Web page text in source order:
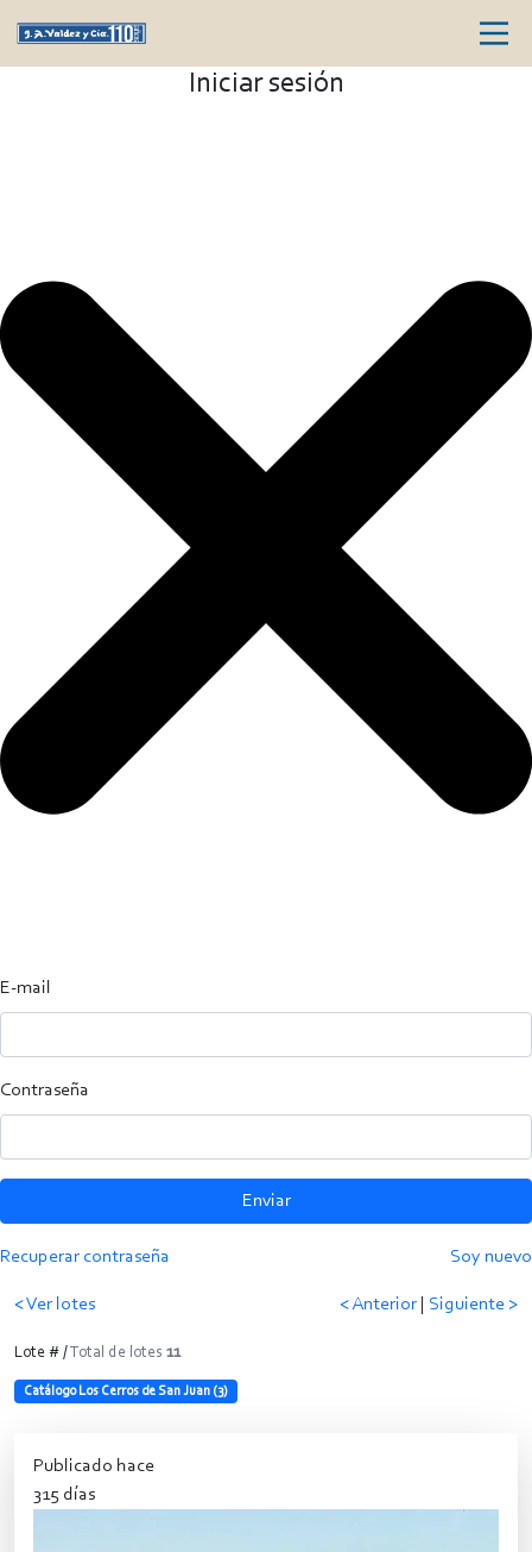
Iniciar sesión
E-mail
Contraseña
Enviar
Recuperar contraseña Soy nuevo
< Ver lotes < Anterior Siguiente >
Lote # /Total de lotes 11
Catálogo Los Cerros de San Juan (3)
Publicado hace
315 días